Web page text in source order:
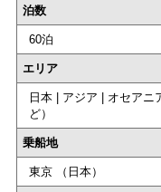
泊数
60泊
エリア
日本 | アジア | オセアニ
ど）
乗船地
東京 （日本）